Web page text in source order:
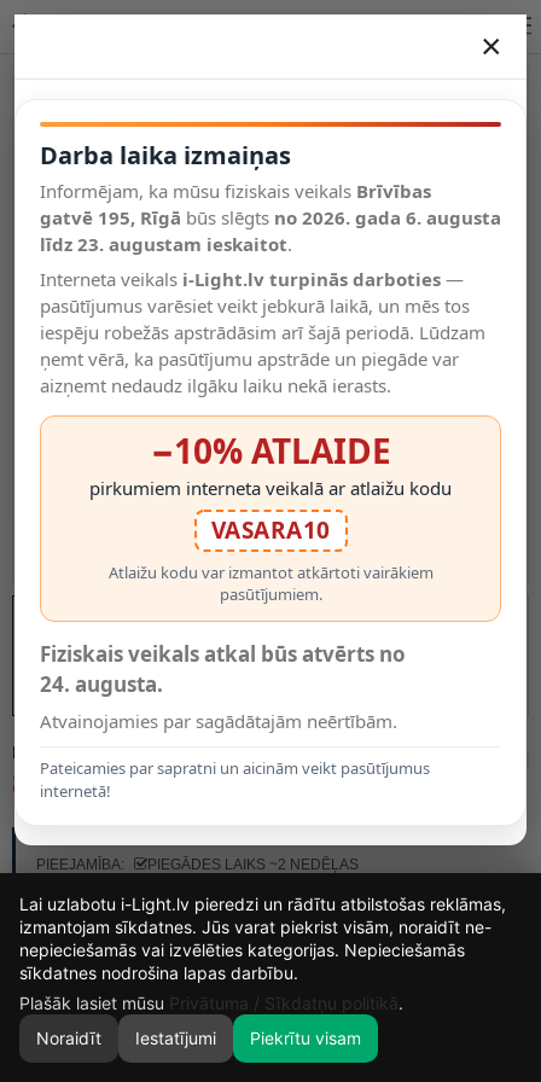
Salīdzināt
Vēlmju
saraksts
Valodas
0
-32%
MODELIS:
89.95€ 131.89€
PIEEJAMĪBA:
PIEGĀDES LAIKS ~2 NEDĒĻAS
×
Darba laika izmaiņas
Informējam, ka mūsu fiziskais veikals Brīvības
gatvē 195, Rīgā būs slēgts no 2026. gada 6. augusta
līdz 23. augustam ieskaitot.
Interneta veikals i-Light.lv turpinās darboties —
pasūtījumus varēsiet veikt jebkurā laikā, un mēs tos
iespēju robežās apstrādāsim arī šajā periodā. Lūdzam
ņemt vērā, ka pasūtījumu apstrāde un piegāde var
aizņemt nedaudz ilgāku laiku nekā ierasts.
−10% ATLAIDE
pirkumiem interneta veikalā ar atlaižu kodu
VASARA10
Atlaižu kodu var izmantot atkārtoti vairākiem
pasūtījumiem.
Fiziskais veikals atkal būs atvērts no
24. augusta.
Atvainojamies par sagādātajām neērtībām.
Pateicamies par sapratni un aicinām veikt pasūtījumus
internetā!
15
DIENAS
14
STUNDAS
21
MIN.
26
Lai uzlabotu i-Light.lv pieredzi un rādītu atbilstošas reklāmas,
izmantojam sīkdatnes. Jūs varat piekrist visām, noraidīt ne-
nepieciešamās vai izvēlēties kategorijas. Nepieciešamās
sīkdatnes nodrošina lapas darbību.
Plašāk lasiet mūsu Privātuma / Sīkdatņu politikā.
Noraidīt
Iestatījumi Piekrītu visam